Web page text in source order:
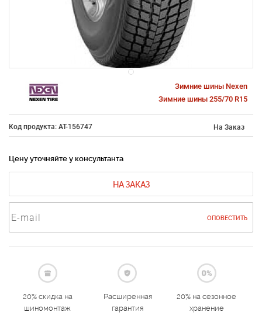
Зимние шины Nexen
Зимние шины 255/70 R15
Код продукта: AT-156747 На Заказ
Цену уточняйте у консультанта
НА ЗАКАЗ
ОПОВЕСТИТЬ
20% скидка на
шиномонтаж
Расширенная
гарантия
20% на сезонное
хранение